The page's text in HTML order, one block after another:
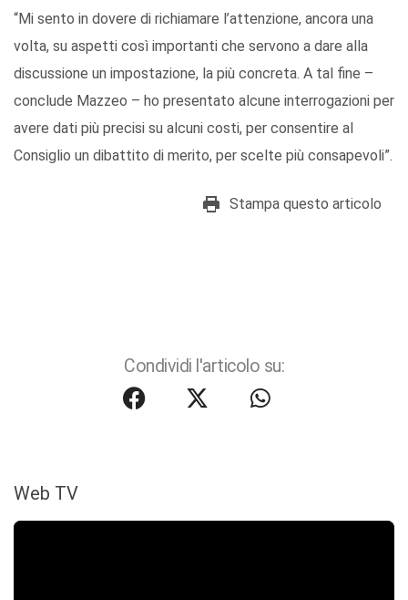
“Mi sento in dovere di richiamare l’attenzione, ancora una
volta, su aspetti così importanti che servono a dare alla
discussione un impostazione, la più concreta. A tal fine –
conclude Mazzeo – ho presentato alcune interrogazioni per
avere dati più precisi su alcuni costi, per consentire al
Consiglio un dibattito di merito, per scelte più consapevoli”.
Stampa questo articolo
Condividi l'articolo su:
Web TV